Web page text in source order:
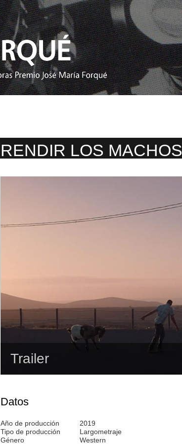
RENDIR LOS MACHOS
Trailer
Datos
Año de producción
2019
Tipo de producción
Largometraje
Género
Western